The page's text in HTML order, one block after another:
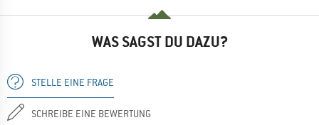
WAS SAGST DU DAZU?
STELLE EINE FRAGE
SCHREIBE EINE BEWERTUNG